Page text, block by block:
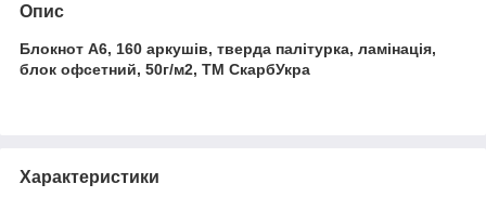
Опис
Блокнот А6, 160 аркушів, тверда палітурка, ламінація,
блок офсетний, 50г/м2, ТМ СкарбУкра
Характеристики